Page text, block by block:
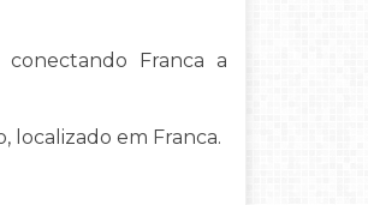
conectando Franca a
em Franca.